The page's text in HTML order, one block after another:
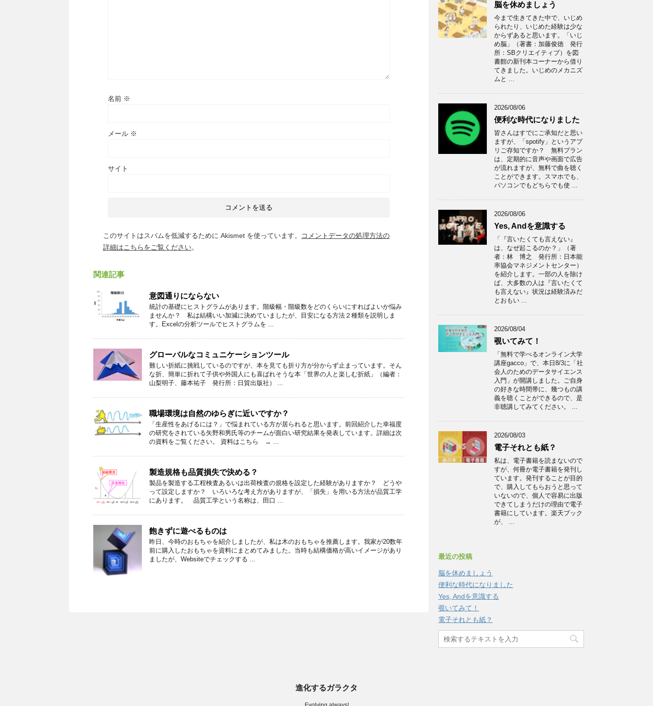
名前 ※
メール ※
サイト
このサイトはスパムを低減するために Akismet を使っています。
コメントデータの処理方法の
詳細はこちらをご覧ください。
関連記事
意図通りにならない
統計の基礎にヒストグラムがあります。階級幅・階級数をどのくらいにすればよいか悩み
ませんか？ 私は結構いい加減に決めていましたが、目安になる方法２種類を説明しま
す。Excelの分析ツールでヒストグラムを ...
グローバルなコミュニケーションツール
難しい折紙に挑戦しているのですが、本を見ても折り方が分からず止まっています。そん
な折、簡単に折れて子供や外国人にも喜ばれそうな本「世界の人と楽しむ折紙」（編者：
山梨明子、藤本祐子 発行所：日貿出版社） ...
職場環境は自然のゆらぎに近いですか？
「生産性をあげるには？」で悩まれている方が居られると思います。前回紹介した幸福度
の研究をされている矢野和男氏等のチームが面白い研究結果を発表しています。詳細は次
の資料をご覧ください。 資料はこちら → ...
製造規格も品質損失で決める？
製品を製造する工程検査あるいは出荷検査の規格を設定した経験がありますか？ どうや
って設定しますか？ いろいろな考え方がありますが、「損失」を用いる方法が品質工学
にあります。 品質工学という名称は、田口 ...
飽きずに遊べるものは
昨日、今時のおもちゃを紹介しましたが、私は木のおもちゃを推薦します。我家が20数年
前に購入したおもちゃを資料にまとめてみました。当時も結構価格が高いイメージがあり
ましたが、Websiteでチェックする ...
脳を休めましょう
今まで生きてきた中で、いじめ
られたり、いじめた経験は少な
からずあると思います。「いじ
め脳」（著書：加藤俊徳 発行
所：SBクリエイティブ）を図
書館の新刊本コーナーから借り
てきました。いじめのメカニズ
ムと ...
2026/08/06
便利な時代になりました
皆さんはすでにご承知だと思い
ますが、「spotify」というアプ
リご存知ですか？ 無料プラン
は、定期的に音声や画面で広告
が流れますが、無料で曲を聴く
ことができます。スマホでも、
パソコンでもどちらでも使 ...
2026/08/06
Yes, Andを意識する
「『言いたくても言えない』
は、なぜ起こるのか？」（著
者：林 博之 発行所：日本能
率協会マネジメントセンター）
を紹介します。一部の人を除け
ば、大多数の人は『言いたくて
も言えない』状況は経験済みだ
とおもい ...
2026/08/04
覗いてみて！
「無料で学べるオンライン大学
講座gacco」で、本日8/3に「社
会人のためのデータサイエンス
入門」が開講しました。ご自身
の好きな時間帯に、幾つもの講
義を聴くことができるので、是
非聴講してみてください。 ...
2026/08/03
電子それとも紙？
私は、電子書籍を読まないので
すが、何冊か電子書籍を発刊し
ています。発刊することが目的
で、購入してもらおうと思って
いないので、個人で容易に出版
できてしまうだけの理由で電子
書籍にしています。楽天ブック
が、 ...
最近の投稿
脳を休めましょう
便利な時代になりました
Yes, Andを意識する
覗いてみて！
電子それとも紙？
進化するガラクタ